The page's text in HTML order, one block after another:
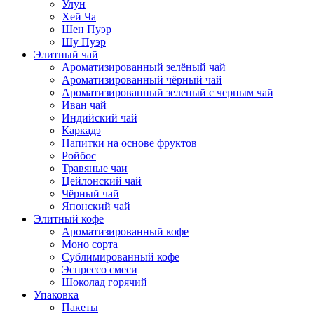
Улун
Хей Ча
Шен Пуэр
Шу Пуэр
Элитный чай
Ароматизированный зелёный чай
Ароматизированный чёрный чай
Ароматизированный зеленый с черным чай
Иван чай
Индийский чай
Каркадэ
Напитки на основе фруктов
Ройбос
Травяные чаи
Цейлонский чай
Чёрный чай
Японский чай
Элитный кофе
Ароматизированный кофе
Моно сорта
Сублимированный кофе
Эспрессо смеси
Шоколад горячий
Упаковка
Пакеты